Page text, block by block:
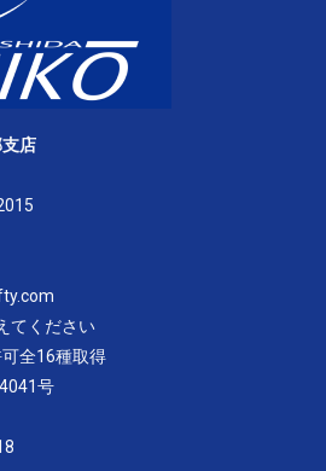
店
てください
全16種取得
号